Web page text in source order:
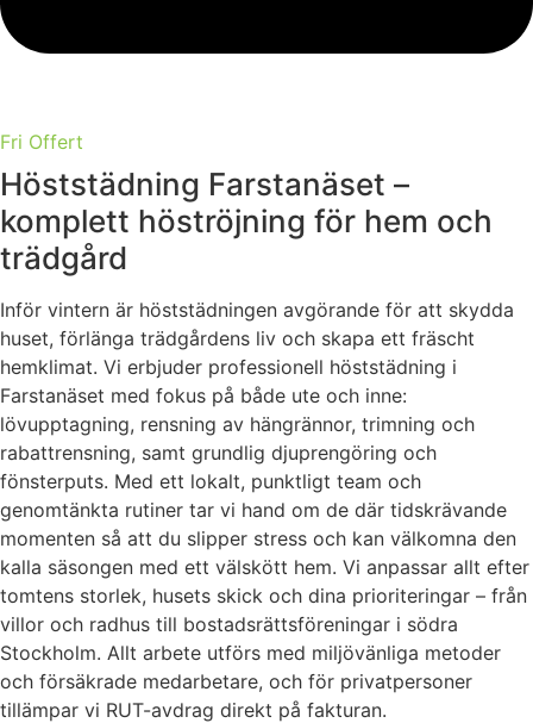
Fri Offert
Höststädning Farstanäset –
komplett höströjning för hem och
trädgård
Inför vintern är höststädningen avgörande för att skydda
huset, förlänga trädgårdens liv och skapa ett fräscht
hemklimat. Vi erbjuder professionell höststädning i
Farstanäset med fokus på både ute och inne:
lövupptagning, rensning av hängrännor, trimning och
rabattrensning, samt grundlig djuprengöring och
fönsterputs. Med ett lokalt, punktligt team och
genomtänkta rutiner tar vi hand om de där tidskrävande
momenten så att du slipper stress och kan välkomna den
kalla säsongen med ett välskött hem. Vi anpassar allt efter
tomtens storlek, husets skick och dina prioriteringar – från
villor och radhus till bostadsrättsföreningar i södra
Stockholm. Allt arbete utförs med miljövänliga metoder
och försäkrade medarbetare, och för privatpersoner
tillämpar vi RUT-avdrag direkt på fakturan.